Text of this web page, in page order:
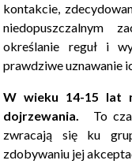
kontakcie,
niedopuszczalnym
określanie reguł i
prawdziwe uznawanie
W wieku 14-15 lat
dojrzewania. To
zwracają się ku
zdobywaniu jej